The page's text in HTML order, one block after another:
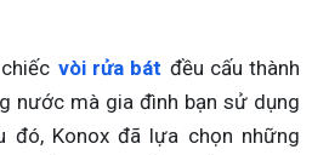
vòi rửa bát đều cấu thành
nước mà gia đình bạn sử dụng
đó, Konox đã lựa chọn những